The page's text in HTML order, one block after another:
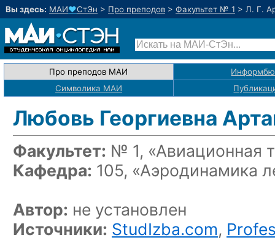
Вы здесь: МАИ♥СтЭн > Про преподов > Факультет № 1 > Л. Г.
Про преподов МАИ
Символика МАИ
Любовь Георгиевна
Факультет: № 1, «Авиационная
Кафедра: 105, «Аэродинамика
Автор: не установлен
Источники: StudIzba.com,